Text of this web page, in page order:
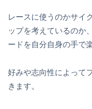
レースに使うのかサイ
ップを考えているのか
ードを自分自身の手で
好みや志向性によって
きます。